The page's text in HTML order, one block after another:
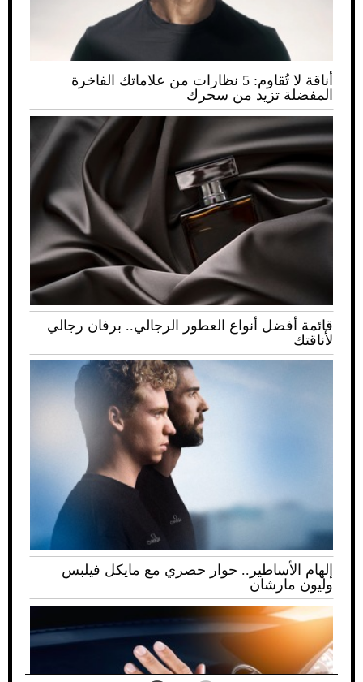
أناقة لا تُقاوم: 5 نظارات من علاماتك الفاخرة
المفضلة تزيد من سحرك
قائمة أفضل أنواع العطور الرجالي.. برفان رجالي
لأناقتك
إلهام الأساطير.. حوار حصري مع مايكل فيلبس
وليون مارشان